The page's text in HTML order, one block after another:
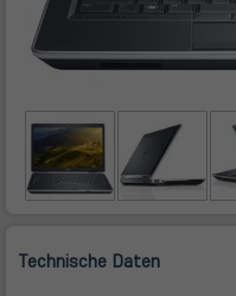
Technische Daten